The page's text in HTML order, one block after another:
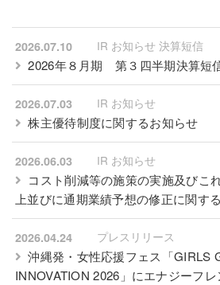
2026.07.10 IR お知らせ 決算短信
2026年８月期 第３四半期決算短
2026.07.03 IR お知らせ
株主優待制度に関するお知らせ
2026.06.03 IR お知らせ
コスト削減等の施策の実施及びこ
上並びに通期業績予想の修正に関す
2026.04.24 プレスリリース
沖縄発・女性応援フェス「GIRLS
INNOVATION 2026」にエナジーフ